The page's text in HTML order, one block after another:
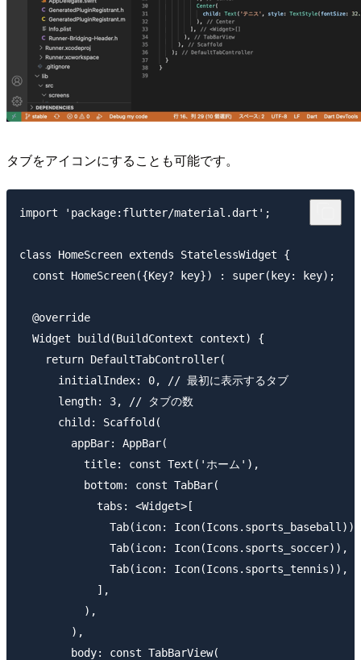
タブをアイコンにすることも可能です。
import 'package:flutter/material.dart';
class HomeScreen extends StatelessWidget {
  const HomeScreen({Key? key}) : super(key: key);
  @override
  Widget build(BuildContext context) {
    return DefaultTabController(
      initialIndex: 0, // 最初に表示するタブ
      length: 3, // タブの数
      child: Scaffold(
        appBar: AppBar(
          title: const Text('ホーム'),
          bottom: const TabBar(
            tabs: <Widget>[
              Tab(icon: Icon(Icons.sports_baseball)),
              Tab(icon: Icon(Icons.sports_soccer)),
              Tab(icon: Icon(Icons.sports_tennis)),
            ],
          ),
        ),
        body: const TabBarView(